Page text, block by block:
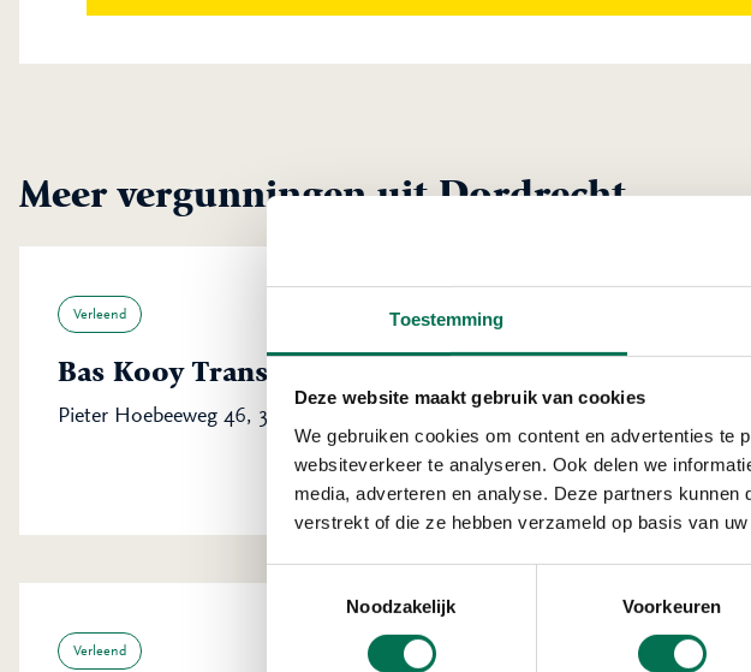
Toestemming
Deze website maakt gebruik van cookies
We gebruiken cookies om content en advertenties te
websiteverkeer te analyseren. Ook delen we
media, adverteren en analyse. Deze partners
verstrekt of die ze hebben verzameld op basis van
Noodzakelijk
Voorkeuren
Meer vergunningen uit Dordrecht
Verleend
Bas Kooy Transport B.V.
Pieter Hoebeeweg 46, 3316 BT Dordrecht
Verleend